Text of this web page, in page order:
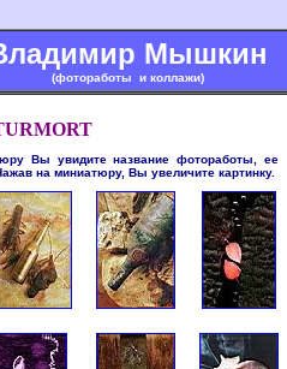
Мышкин
(фотоработы и коллажи)
Вы увидите название фотоработы, ее
на миниатюру, Вы увеличите картинку.